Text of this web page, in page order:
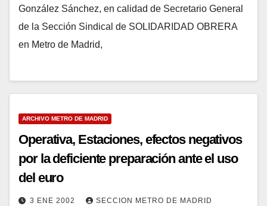
González Sánchez, en calidad de Secretario General
de la Sección Sindical de SOLIDARIDAD OBRERA
en Metro de Madrid,
ARCHIVO METRO DE MADRID
Operativa, Estaciones, efectos negativos
por la deficiente preparación ante el uso
del euro
3 ENE 2002 SECCION METRO DE MADRID